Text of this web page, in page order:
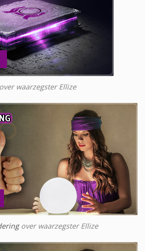
over waarzegster Ellize
over waarzegster Ellize